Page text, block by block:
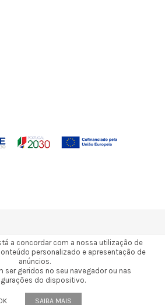
direitos reservados a 3Gresins
by | kuattrodesign
a concordar com a nossa utilização de
personalizado e apresentação de
anúncios.
ser geridos no seu navegador ou nas
do dispositivo.
SAIBA MAIS